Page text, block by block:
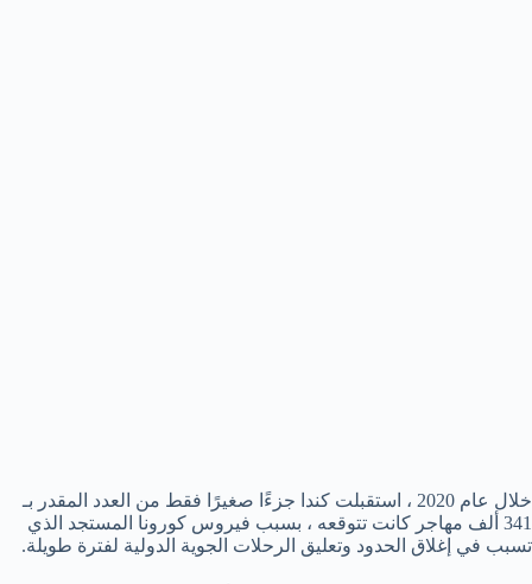
خلال عام 2020 ، استقبلت كندا جزءًا صغيرًا فقط من العدد المقدر بـ
341 ألف مهاجر كانت تتوقعه ، بسبب فيروس كورونا المستجد الذي
تسبب في إغلاق الحدود وتعليق الرحلات الجوية الدولية لفترة طويلة.